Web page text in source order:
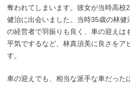
奪われてしまいます。彼女が当時高校
健治に出会いました。当時35歳の林健
の経営者で羽振りも良く、車の迎えは
平気でするなど、林真須美に良さをア
す。
車の迎えでも、相当な派手な車だった